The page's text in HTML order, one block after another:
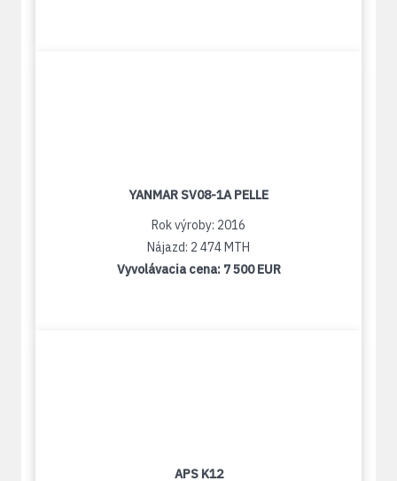
YANMAR SV08-1A PELLE
Rok výroby: 2016
Nájazd: 2 474 MTH
Vyvolávacia cena: 7 500 EUR
APS K12